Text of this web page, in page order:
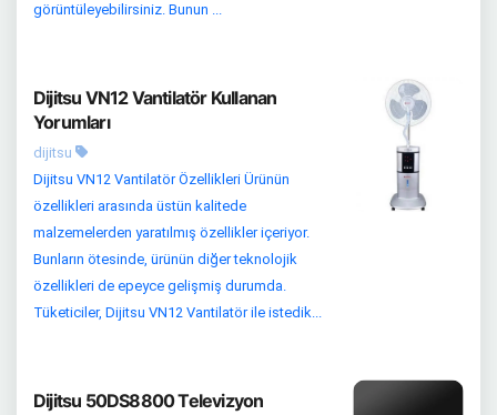
görüntüleyebilirsiniz. Bunun ...
Dijitsu VN12 Vantilatör Kullanan
Yorumları
dijitsu
Dijitsu VN12 Vantilatör Özellikleri Ürünün
özellikleri arasında üstün kalitede
malzemelerden yaratılmış özellikler içeriyor.
Bunların ötesinde, ürünün diğer teknolojik
özellikleri de epeyce gelişmiş durumda.
Tüketiciler, Dijitsu VN12 Vantilatör ile istedik...
Dijitsu 50DS8800 Televizyon